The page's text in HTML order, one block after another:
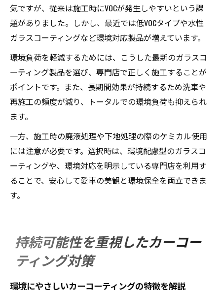
気ですが、従来は施工時にVOCが発生しやすいという課
題がありました。しかし、最近では低VOCタイプや水性
ガラスコーティングなど環境対応製品が増えています。
環境負荷を軽減するためには、こうした最新のガラスコ
ーティング製品を選び、専門店で正しく施工することが
ポイントです。また、長期間効果が持続するため洗車や
再施工の頻度が減り、トータルでの環境負荷も抑えられ
ます。
一方、施工時の廃液処理や下地処理の際のケミカル使用
には注意が必要です。選択時は、環境配慮型のガラスコ
ーティングや、環境対応を明示している専門店を利用す
ることで、安心して愛車の美観と環境保全を両立できま
す。
持続可能性を重視したカーコー
ティング対策
環境にやさしいカーコーティングの特徴を解説